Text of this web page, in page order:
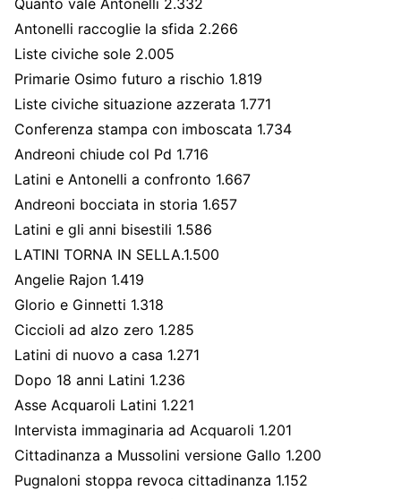
Antonelli raccoglie la sfida 2.266
Liste civiche sole 2.005
Primarie Osimo futuro a rischio 1.819
Liste civiche situazione azzerata 1.771
Conferenza stampa con imboscata 1.734
Andreoni chiude col Pd 1.716
Latini e Antonelli a confronto 1.667
Andreoni bocciata in storia 1.657
Latini e gli anni bisestili 1.586
LATINI TORNA IN SELLA.1.500
Angelie Rajon 1.419
Glorio e Ginnetti 1.318
Ciccioli ad alzo zero 1.285
Latini di nuovo a casa 1.271
Dopo 18 anni Latini 1.236
Asse Acquaroli Latini 1.221
Intervista immaginaria ad Acquaroli 1.201
Cittadinanza a Mussolini versione Gallo 1.200
Pugnaloni stoppa revoca cittadinanza 1.152